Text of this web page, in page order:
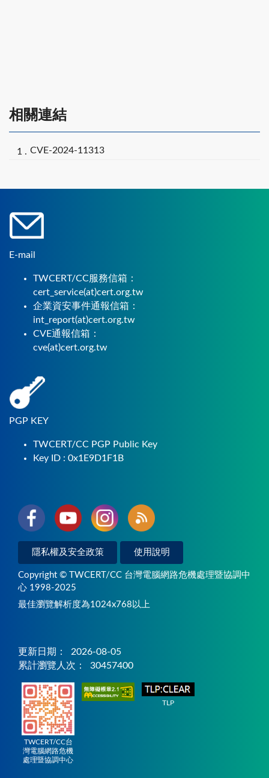
相關連結
CVE-2024-11313
E-mail
TWCERT/CC服務信箱：
cert_service(at)cert.org.tw
企業資安事件通報信箱：
int_report(at)cert.org.tw
CVE通報信箱：
cve(at)cert.org.tw
PGP KEY
TWCERT/CC PGP Public Key
Key ID : 0x1E9D1F1B
隱私權及安全政策 使用說明
Copyright © TWCERT/CC 台灣電腦網路危機處理暨協調中
心 1998-2025
最佳瀏覽解析度為1024x768以上
更新日期：
2026-08-05
累計瀏覽人次：
30457400
TWCERT/CC台
灣電腦網路危機
處理暨協調中心
TLP